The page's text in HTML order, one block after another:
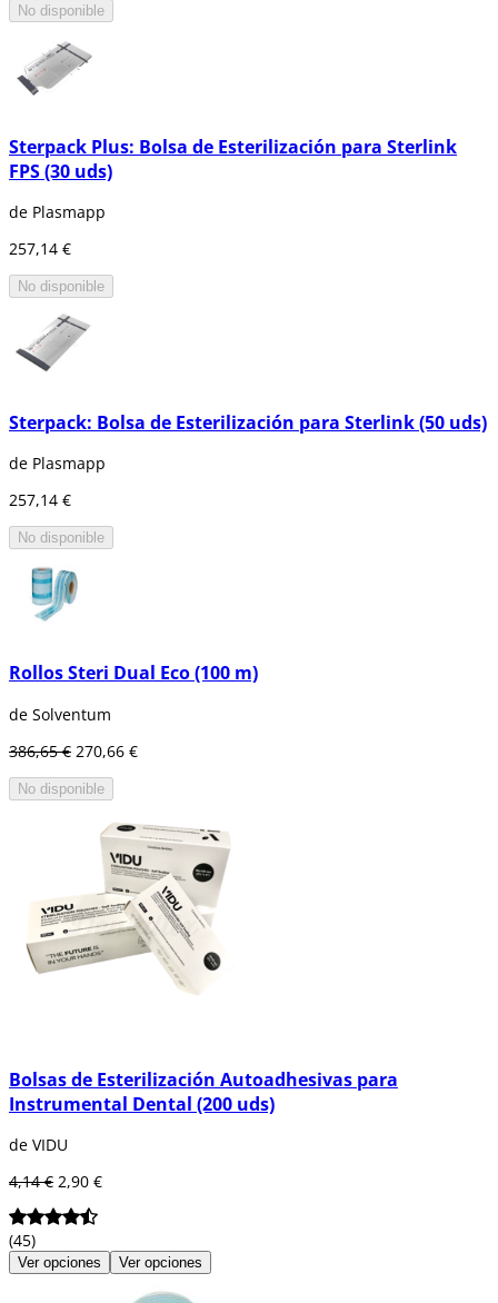
No disponible
Sterpack Plus: Bolsa de Esterilización para Sterlink
FPS (30 uds)
de Plasmapp
257,14 €
No disponible
Sterpack: Bolsa de Esterilización para Sterlink (50 uds)
de Plasmapp
257,14 €
No disponible
Rollos Steri Dual Eco (100 m)
de Solventum
386,65 € 270,66 €
No disponible
Bolsas de Esterilización Autoadhesivas para
Instrumental Dental (200 uds)
de VIDU
4,14 € 2,90 €
(45)
Ver opciones Ver opciones